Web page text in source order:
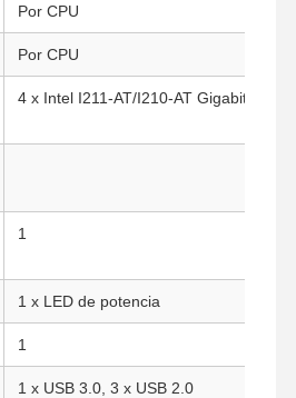
Por CPU
Por CPU
4 x Intel I211-AT/I210-AT Gigabit LAN
1
1 x LED de potencia
1
1 x USB 3.0, 3 x USB 2.0